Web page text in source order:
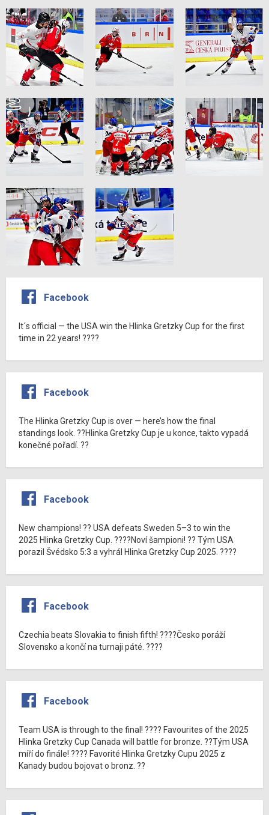
Facebook
It´s official — the USA win the Hlinka Gretzky Cup for the first
time in 22 years! ????
Facebook
The Hlinka Gretzky Cup is over — here’s how the final
standings look. ??Hlinka Gretzky Cup je u konce, takto vypadá
konečné pořadí. ??
Facebook
New champions! ?? USA defeats Sweden 5–3 to win the
2025 Hlinka Gretzky Cup. ????Noví šampioni! ?? Tým USA
porazil Švédsko 5:3 a vyhrál Hlinka Gretzky Cup 2025. ????
Facebook
Czechia beats Slovakia to finish fifth! ????Česko poráží
Slovensko a končí na turnaji páté. ????
Facebook
Team USA is through to the final! ???? Favourites of the 2025
Hlinka Gretzky Cup Canada will battle for bronze. ??Tým USA
míří do finále! ???? Favorité Hlinka Gretzky Cupu 2025 z
Kanady budou bojovat o bronz. ??